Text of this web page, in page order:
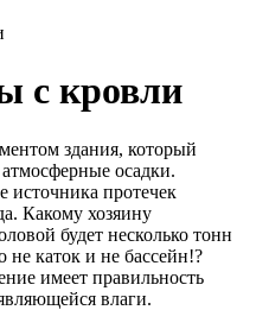
с кровли
здания, который
осадки.
источника протечек
Какому хозяину
будет несколько тонн
не каток и не бассейн!?
имеет правильность
влаги.